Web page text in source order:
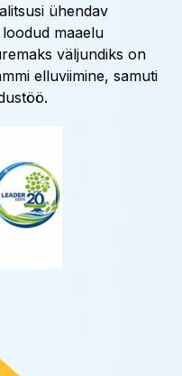
ühendav
maaelu
väljundiks on
elluviimine, samuti